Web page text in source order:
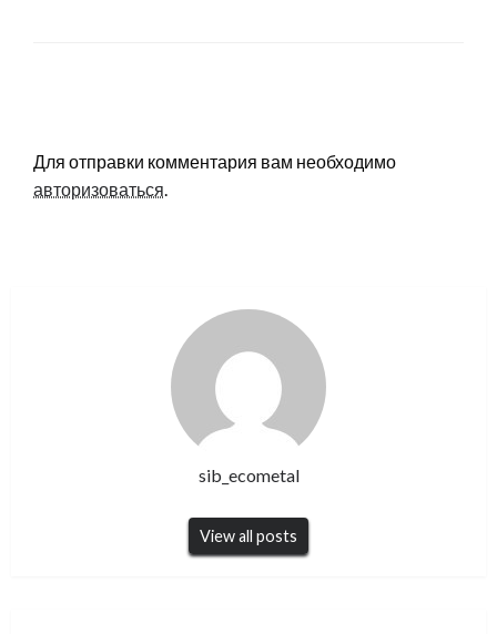
Для отправки комментария вам необходимо
авторизоваться.
sib_ecometal
View all posts